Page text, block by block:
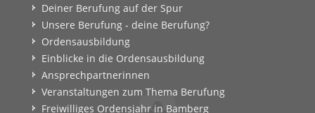
Deiner Berufung auf der Spur
Unsere Berufung - deine Berufung?
Ordensausbildung
Einblicke in die Ordensausbildung
Ansprechpartnerinnen
Veranstaltungen zum Thema Berufung
Freiwilliges Ordensjahr in Bamberg